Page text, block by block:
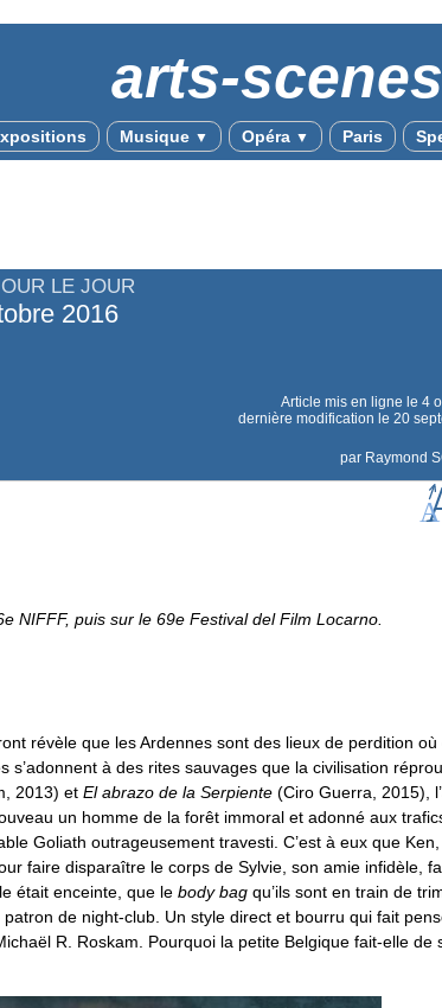
arts-scenes
Musique ▼ Opéra ▼ Paris
LE JOUR
2016
Article mis en ligne le 4
dernière modification le 20
par Raymond
NIFFF, puis sur le 69e Festival del Film Locarno.
révèle que les Ardennes sont des lieux de perdition où
s’adonnent à des rites sauvages que la civilisation
2013) et El abrazo de la Serpiente (Ciro Guerra, 2015),
un homme de la forêt immoral et adonné aux
Goliath outrageusement travesti. C’est à eux que
faire disparaître le corps de Sylvie, son amie infidèle,
était enceinte, que le body bag qu’ils sont en train de
de night-club. Un style direct et bourru qui fait
R. Roskam. Pourquoi la petite Belgique fait-elle de